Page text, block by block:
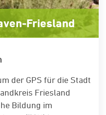
Friesland
der GPS für die Stadt
Friesland
Bildung im